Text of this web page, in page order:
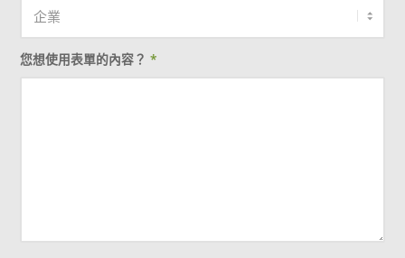
您想使用表單的內容？*